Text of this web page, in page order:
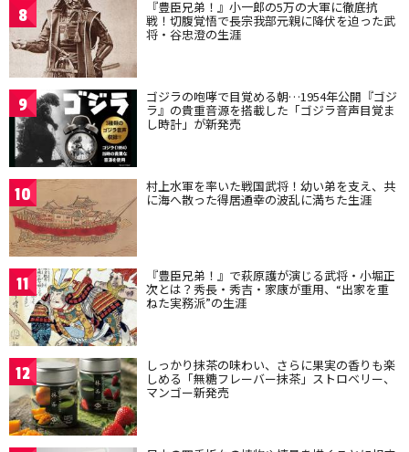
8 『豊臣兄弟！』小一郎の5万の大軍に徹底抗
戦！切腹覚悟で長宗我部元親に降伏を迫った武
将・谷忠澄の生涯
9 ゴジラの咆哮で目覚める朝…1954年公開『ゴジ
ラ』の貴重音源を搭載した「ゴジラ音声目覚ま
し時計」が新発売
10 村上水軍を率いた戦国武将！幼い弟を支え、共
に海へ散った得居通幸の波乱に満ちた生涯
11 『豊臣兄弟！』で萩原護が演じる武将・小堀正
次とは？秀長・秀吉・家康が重用、“出家を重
ねた実務派”の生涯
12 しっかり抹茶の味わい、さらに果実の香りも楽
しめる「無糖フレーバー抹茶」ストロベリー、
マンゴー新発売